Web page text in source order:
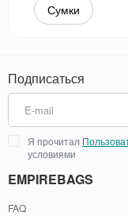
Сумки
Подписаться
Я прочитал
условиями
EMPIREBAGS
FAQ